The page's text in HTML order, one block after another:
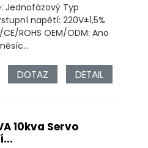
Jednofázový Typ
napětí: 220V±1,5%
ROHS OEM/ODM: Ano
DOTAZ DETAIL
10kva Servo